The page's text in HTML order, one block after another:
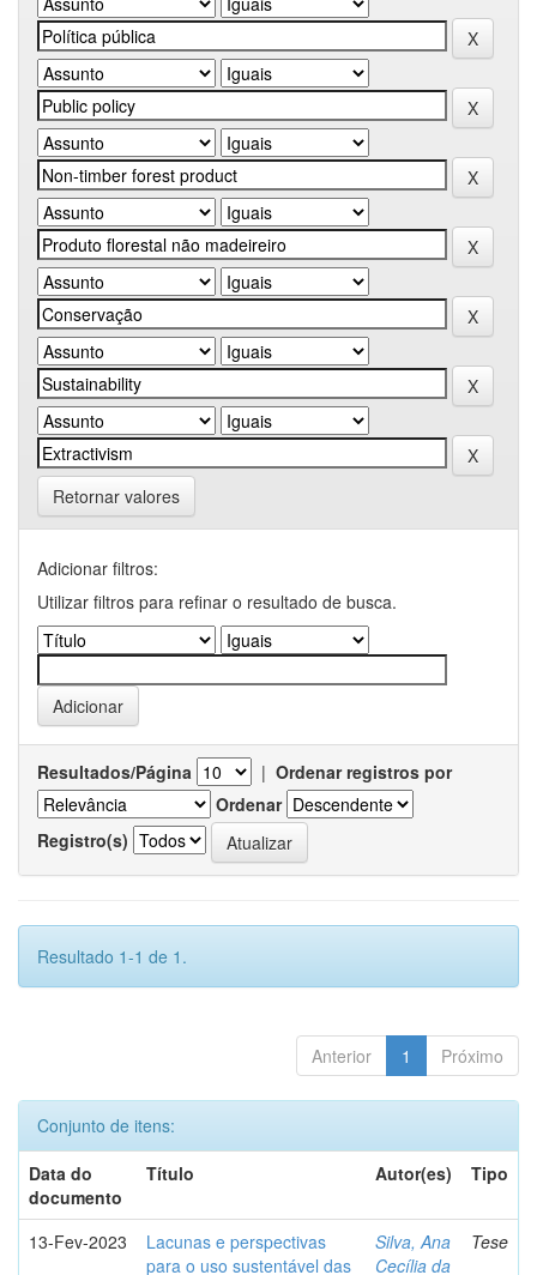
Retornar valores
Adicionar filtros:
Utilizar filtros para refinar o resultado de busca.
Resultados/Página | Ordenar registros por
Ordenar
Registro(s)
Resultado 1-1 de 1.
Anterior 1 Próximo
Conjunto de itens:
Data do
documento
Título Autor(es) Tipo
13-Fev-2023
Lacunas e perspectivas
para o uso sustentável das
Silva, Ana
Cecília da
Tese